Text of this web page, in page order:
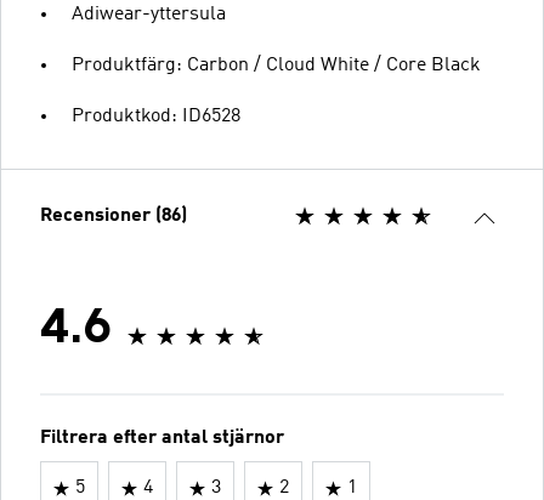
Adiwear-yttersula
Produktfärg: Carbon / Cloud White / Core Black
Produktkod: ID6528
Recensioner (86)
4.6
Filtrera efter antal stjärnor
5 4 3 2 1